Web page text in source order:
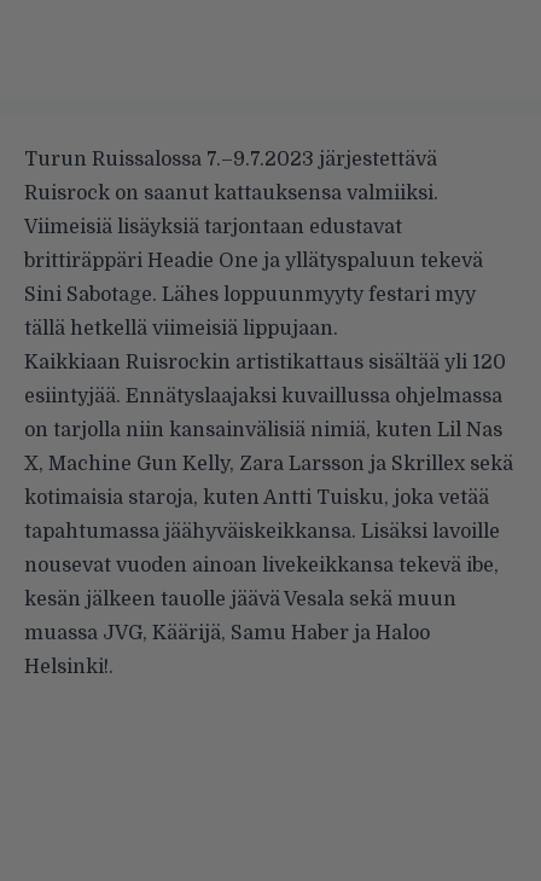
Turun Ruissalossa 7.–9.7.2023 järjestettävä
Ruisrock on saanut kattauksensa valmiiksi.
Viimeisiä lisäyksiä tarjontaan edustavat
brittiräppäri Headie One ja yllätyspaluun tekevä
Sini Sabotage. Lähes loppuunmyyty festari myy
tällä hetkellä viimeisiä lippujaan.
Kaikkiaan Ruisrockin artistikattaus sisältää yli 120
esiintyjää. Ennätyslaajaksi kuvaillussa ohjelmassa
on tarjolla niin kansainvälisiä nimiä, kuten Lil Nas
X, Machine Gun Kelly, Zara Larsson ja Skrillex sekä
kotimaisia staroja, kuten Antti Tuisku, joka vetää
tapahtumassa jäähyväiskeikkansa. Lisäksi lavoille
nousevat vuoden ainoan livekeikkansa tekevä ibe,
kesän jälkeen tauolle jäävä Vesala sekä muun
muassa JVG, Käärijä, Samu Haber ja Haloo
Helsinki!.